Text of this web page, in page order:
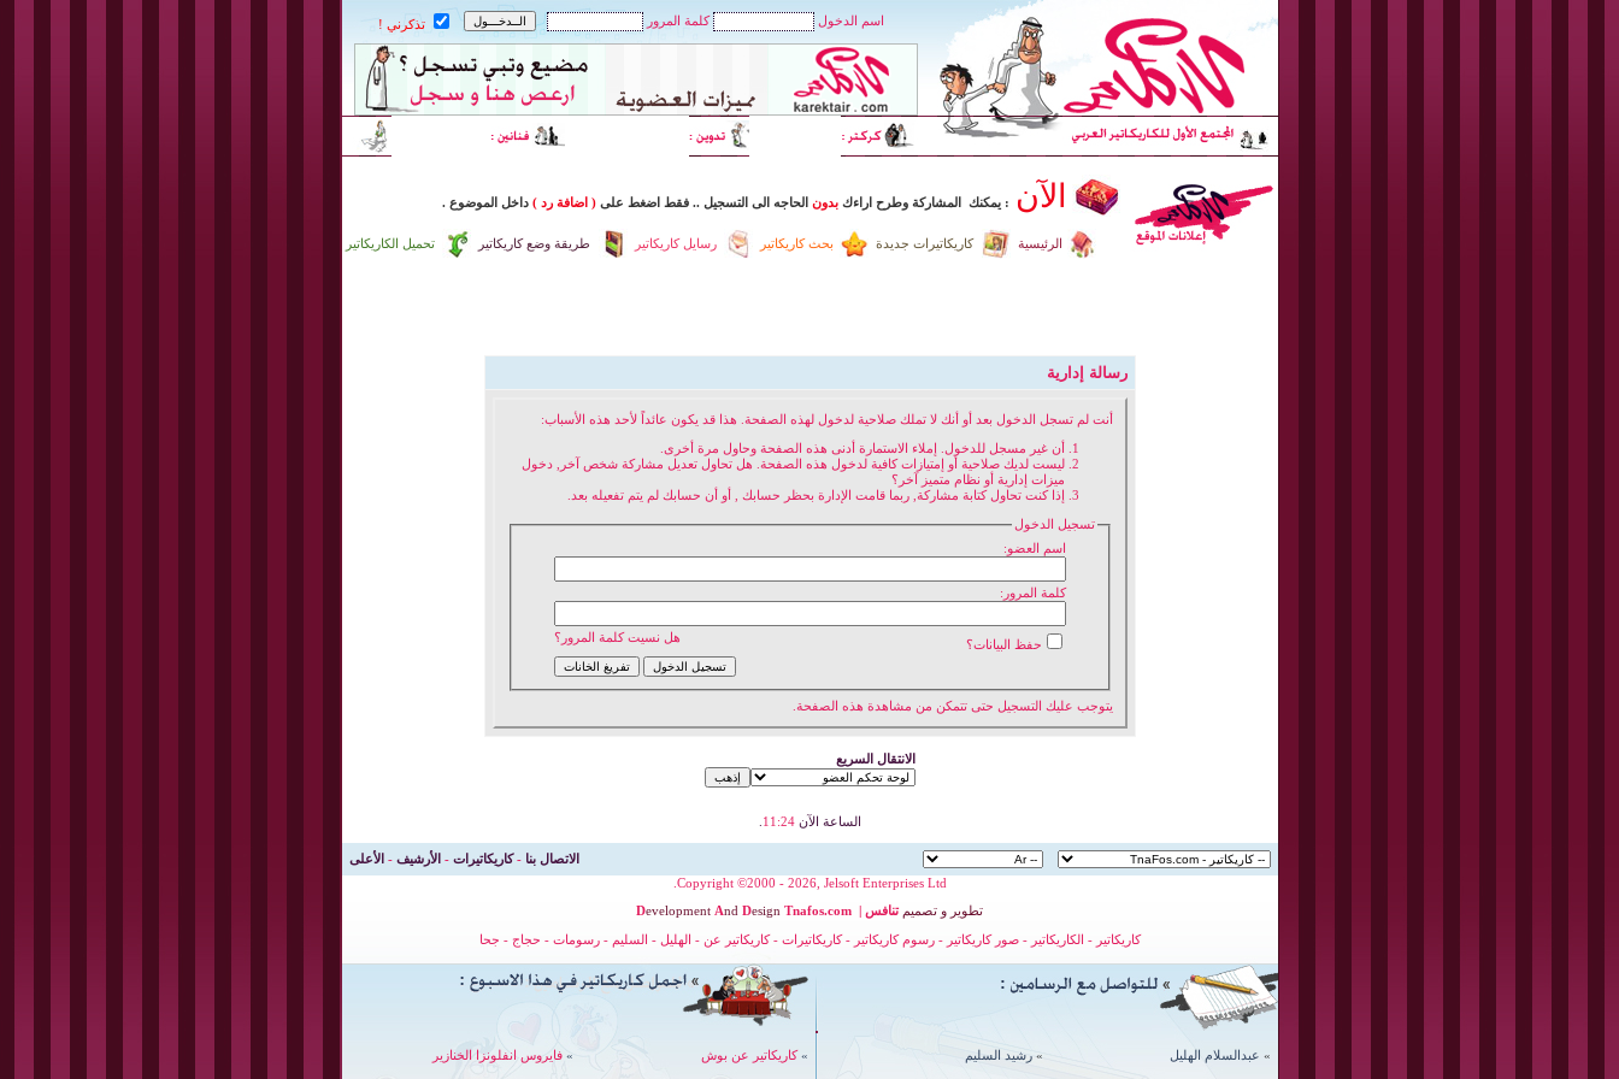
اسم الدخول كلمة المرور تذكرني !
الآن : يمكنك المشاركة وطرح اراءك بدون الحاجه الى التسجيل .. فقط اضغط على ( اضافة رد ) داخل الموضوع .
تحميل الكاريكاتير طريقة وضع كاريكاتير رسايل كاريكاتير بحث كاريكاتير كاريكاتيرات جديدة الرئيسية
رسالة إدارية
أنت لم تسجل الدخول بعد أو أنك لا تملك صلاحية لدخول لهذه الصفحة. هذا قد يكون عائداً لأحد هذه الأسباب:
أن غير مسجل للدخول. إملاء الاستمارة أدنى هذه الصفحة وحاول مرة أخرى.
ليست لديك صلاحية أو إمتيازات كافية لدخول هذه الصفحة. هل تحاول تعديل مشاركة شخص آخر, دخول
ميزات إدارية أو نظام متميز آخر؟
إذا كنت تحاول كتابة مشاركة, ربما قامت الإدارة بحظر حسابك , أو أن حسابك لم يتم تفعيله بعد.
تسجيل الدخول
اسم العضو:
كلمة المرور:
هل نسيت كلمة المرور؟ حفظ البيانات؟
يتوجب عليك التسجيل حتى تتمكن من مشاهدة هذه الصفحة.
الانتقال السريع
الساعة الآن11:24
الاتصال بنا -كاريكاتيرات - الأرشيف - الأعلى
Copyright ©2000 - 2026, Jelsoft Enterprises Ltd.
Development And Design Tnafos.com | تطوير و تصميم تنافس
كاريكاتير - الكاريكاتير -صور كاريكاتير - رسوم كاريكاتير -كاريكاتيرات -كاريكاتير عن - الهليل - السليم -رسومات - حجاج - جحا
» فايروس انفلونزا الخنازير » كاريكاتير عن بوش » رشيد السليم » عبدالسلام الهليل